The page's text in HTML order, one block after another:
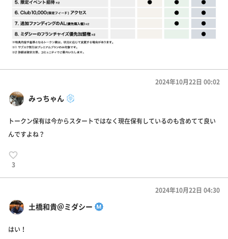
みっちゃん
2024年10月22日 00:02
トークン保有は今からスタートではなく現在保有しているのも含めてて良い
んですよね？
3
土橋和貴＠ミダシー
2024年10月22日 04:30
はい！